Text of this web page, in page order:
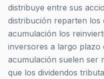
distribuye entre sus
distribución reparten los
acumulación los
inversores a largo plazo
acumulación suelen ser
que los dividendos